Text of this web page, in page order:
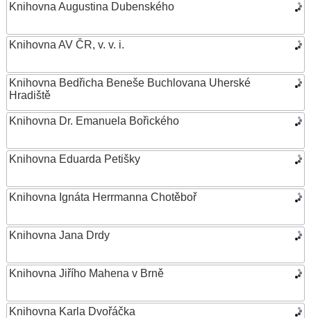
Knihovna Augustina Dubenského
Knihovna AV ČR, v. v. i.
Knihovna Bedřicha Beneše Buchlovana Uherské
Hradiště
Knihovna Dr. Emanuela Bořického
Knihovna Eduarda Petišky
Knihovna Ignáta Herrmanna Chotěboř
Knihovna Jana Drdy
Knihovna Jiřího Mahena v Brně
Knihovna Karla Dvořáčka